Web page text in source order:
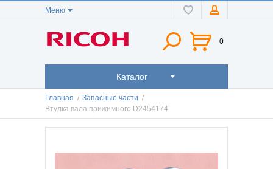
Меню
0
Каталог
Главная / Запасные части /
Втулка вала прижимного D2454174